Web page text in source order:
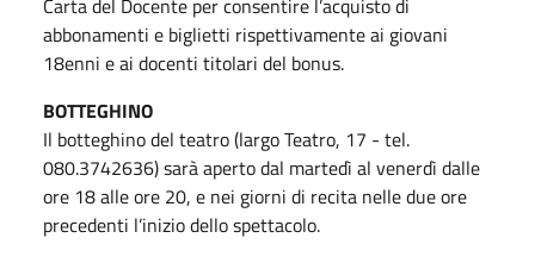
abbonamenti e biglietti rispettivamente ai giovani
18enni e ai docenti titolari del bonus.
BOTTEGHINO
Il botteghino del teatro (largo Teatro, 17 - tel.
080.3742636) sarà aperto dal martedì al venerdì dalle
ore 18 alle ore 20, e nei giorni di recita nelle due ore
precedenti l’inizio dello spettacolo.